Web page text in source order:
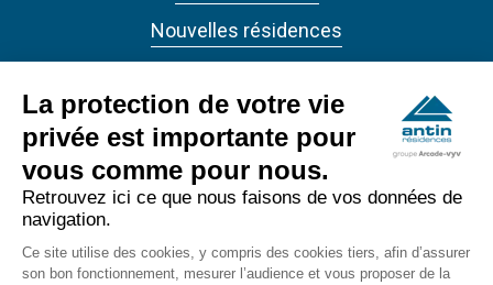
Nouvelles résidences
ANTIN RÉSIDENCES 2022 - Tous droits réservés
Accessibilité
La protection de votre vie
privée est importante pour
vous comme pour nous.
Retrouvez ici ce que nous faisons de vos données de
navigation.
Ce site utilise des cookies, y compris des cookies tiers, afin d’assurer
son bon fonctionnement, mesurer l’audience et vous proposer de la